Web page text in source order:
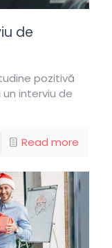
de
pozitivă
interviu de
Read more